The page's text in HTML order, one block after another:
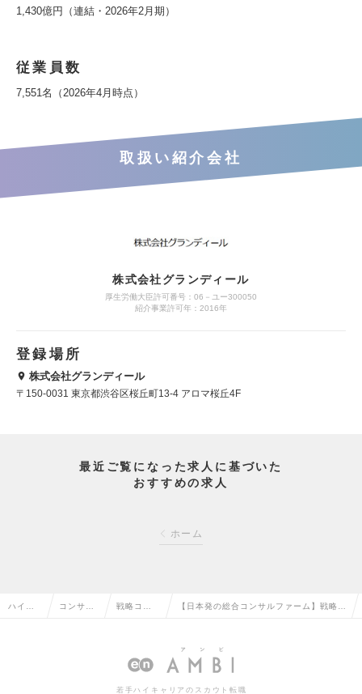
1,430億円（連結・2026年2月期）
従業員数
7,551名（2026年4月時点）
取扱い紹介会社
株式会社グランディール
厚生労働大臣許可番号：06－ユー300050
紹介事業許可年：2016年
登録場所
株式会社グランディール
〒150-0031 東京都渋谷区桜丘町13-4 アロマ桜丘4F
最近ご覧になった求人に基づいた
おすすめの求人
ホーム
ハイク コンサル 戦略コン
トの転職
【日本発の総合コンサルファーム】戦略・
候補）の求人情報
若手ハイキャリアのスカウト転職